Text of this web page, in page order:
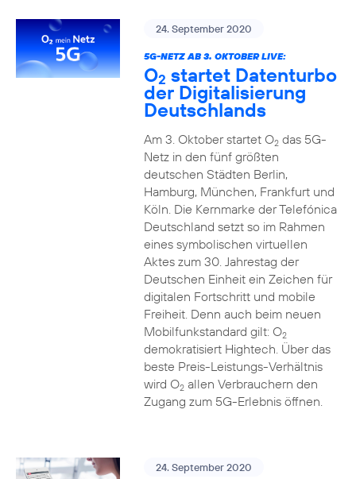
24. September 2020
5G-NETZ AB 3. OKTOBER LIVE:
O2 startet Datenturbo
der Digitalisierung
Deutschlands
Am 3. Oktober startet O2das 5G-
Netz in den fünf größten
deutschen Städten Berlin,
Hamburg, München, Frankfurt und
Köln. Die Kernmarke der Telefónica
Deutschland setzt so im Rahmen
eines symbolischen virtuellen
Aktes zum 30. Jahrestag der
Deutschen Einheit ein Zeichen für
digitalen Fortschritt und mobile
Freiheit. Denn auch beim neuen
Mobilfunkstandard gilt: O2
demokratisiert Hightech. Über das
beste Preis-Leistungs-Verhältnis
wird O2allen Verbrauchern den
Zugang zum 5G-Erlebnis öffnen.
24. September 2020